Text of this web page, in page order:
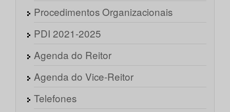
Procedimentos Organizacionais
PDI 2021-2025
Agenda do Reitor
Agenda do Vice-Reitor
Telefones